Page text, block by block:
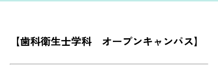
【歯科衛生士学科 オープンキャンパス】